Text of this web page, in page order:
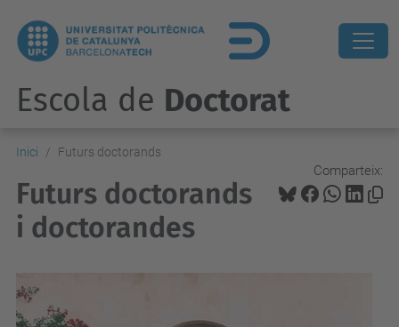
Escola de Doctorat
Inici Futurs doctorands
Comparteix:
Futurs doctorands
i doctorandes